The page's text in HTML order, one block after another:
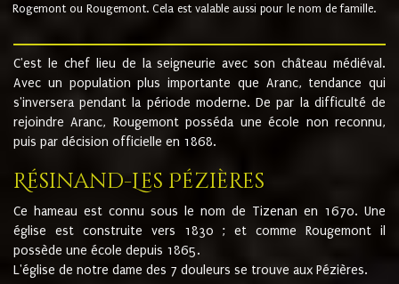
Rogemont ou Rougemont. Cela est valable aussi pour le nom de famille.
C'est le chef lieu de la seigneurie avec son château médiéval.
Avec un population plus importante que Aranc, tendance qui
s'inversera pendant la période moderne. De par la difficulté de
rejoindre Aranc, Rougemont posséda une école non reconnu,
puis par décision officielle en 1868.
Résinand-Les Pézières
Ce hameau est connu sous le nom de Tizenan en 1670. Une
église est construite vers 1830 ; et comme Rougemont il
possède une école depuis 1865.
L'église de notre dame des 7 douleurs se trouve aux Pézières.